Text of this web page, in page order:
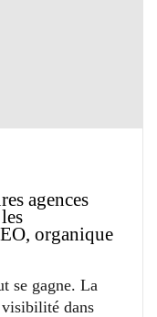
agences
organique
se gagne. La
dans